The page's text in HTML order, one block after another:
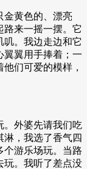
黄色的、漂亮
路来一摇一摆。它
。我边走边和它
翼翼用手捧着；一
们可爱的模样，
外婆先请我们吃
淋，我选了香气四
个游乐场玩。当路
玩。我听了差点没